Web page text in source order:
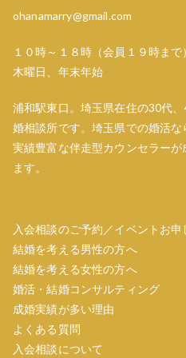
ョ
ン
ohanamarry@gmail.com
１０時～１８時（会員１９時ま
木曜日、年末年始
浦和駅東口。埼玉県在住の30代
婚相談所です。埼玉県での婚活
実績豊富な伴走型カウンセラー
ます。
入会相談のご予約／イベントお申
結婚を考える男性の方へ
結婚を考える女性の方へ
婚活・結婚コンサルティング
成婚実績が多い理由
よくある質問
入会相談について